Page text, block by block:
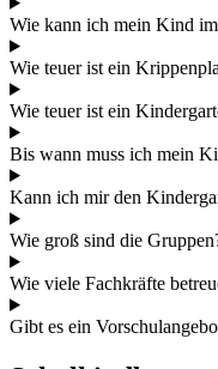
Wie kann ich mein Kind
Wie teuer ist ein
Wie teuer ist ein
Bis wann muss ich mein
Kann ich mir den
Wie groß sind die
Wie viele Fachkräfte
Gibt es ein